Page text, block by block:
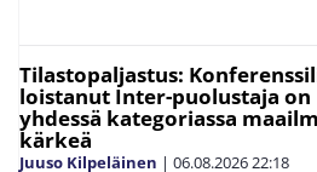
Tilastopaljastus:
loistanut Inter-puolustaja on
yhdessä kategoriassa
kärkeä
Juuso Kilpeläinen | 06.08.202622:18